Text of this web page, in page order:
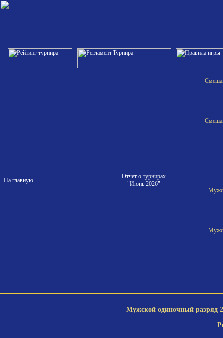
На главную
Отчет о турнирах
"Июнь 2026"
Мужской одиночный разряд